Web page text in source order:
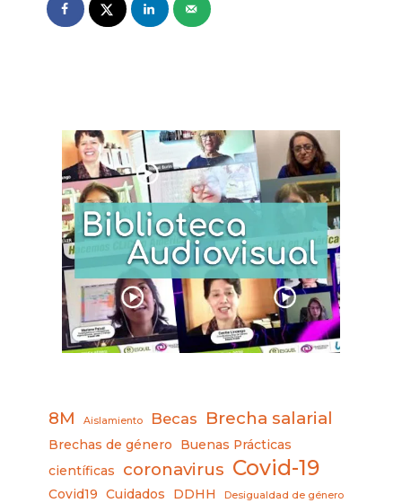
8M Aislamiento Becas Brecha salarial
Brechas de género
Buenas Prácticas
científicas
coronavirus Covid-19
Covid19 Cuidados DDHH Desigualdad de género